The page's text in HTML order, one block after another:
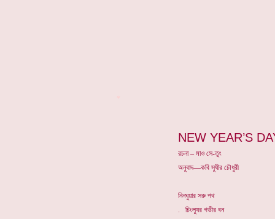
NEW YEAR’S
রচনা – মাও সে-তুং
অনুবাদ—কবি সুধীর চৌধুরী
নিনঘুয়ার সরু পথ
. চিংল্যুর গভীর বন